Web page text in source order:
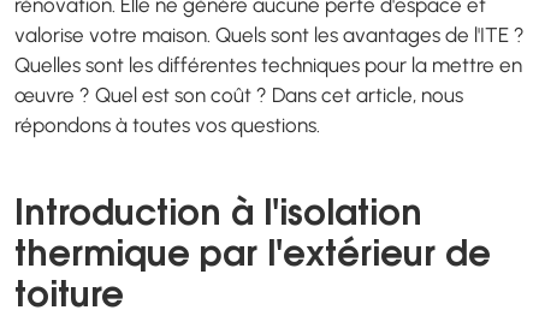
rénovation. Elle ne génère aucune perte d'espace et
valorise votre maison. Quels sont les avantages de l'ITE ?
Quelles sont les différentes techniques pour la mettre en
œuvre ? Quel est son coût ? Dans cet article, nous
répondons à toutes vos questions.
Introduction à l'isolation
thermique par l'extérieur de
toiture